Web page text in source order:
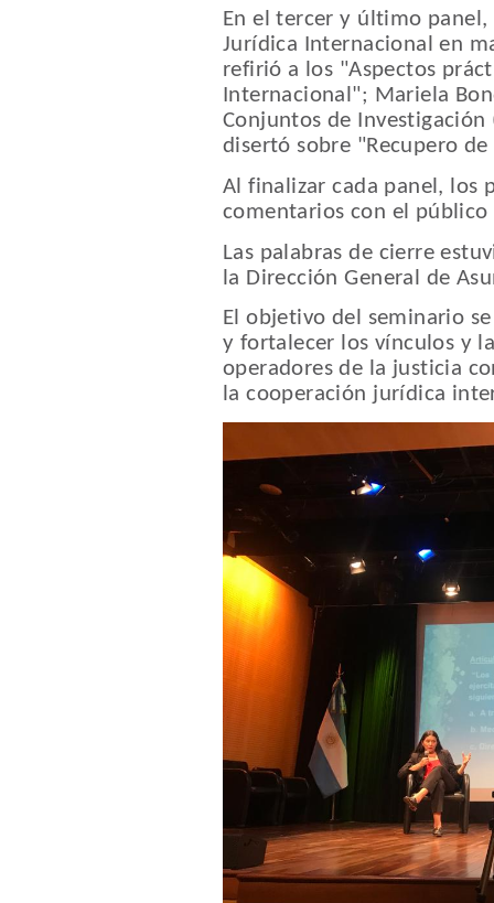
En el tercer y último
Jurídica Internacional en
refirió a los "Aspectos
Internacional"; Mariela
Conjuntos de Investigación
disertó sobre "Recupero
Al finalizar cada panel, los
comentarios con el
Las palabras de cierre
la Dirección General de
El objetivo del seminario
y fortalecer los vínculos y
operadores de la justicia
la cooperación jurídica